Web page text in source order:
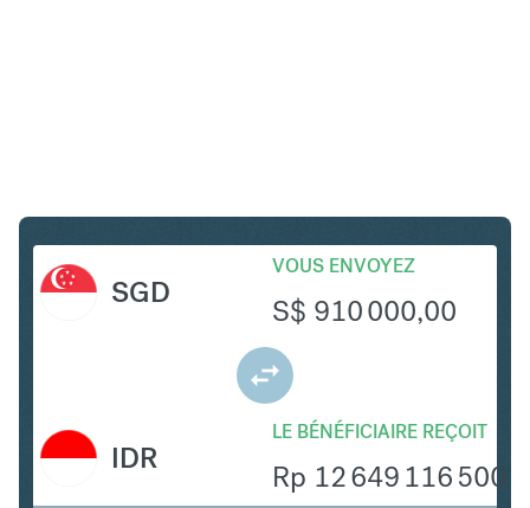
SGD
VOUS ENVOYEZ
S$ 910 000,00
LE BÉNÉFICIAIRE REÇOIT
Rp 12 649 116 500
IDR